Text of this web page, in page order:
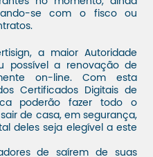
se com o fisco ou
a maior Autoridade
possível a renovação de
on-line. Com esta
Certificados Digitais de
poderão fazer todo o
de casa, em segurança,
deles seja elegível a este
de saírem de suas